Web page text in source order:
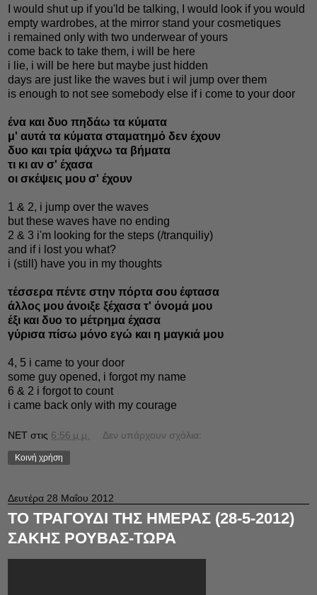
I would shut up if you'ld be talking, I would look if you would
empty wardrobes, at the mirror stand your cosmetiques
i remained only with two underwear of yours
come back to take them, i will be here
i lie, i will be here but maybe just hidden
days are just like the waves but i wil jump over them
is enough to not see somebody else if i come to your door
ένα και δυο πηδάω τα κύματα
μ' αυτά τα κύματα σταματημό δεν έχουν
δυο και τρία ψάχνω τα βήματα
τι κι αν σ' έχασα
οι σκέψεις μου σ' έχουν
1 & 2, i jump over the waves
but these waves have no ending
2 & 3 i'm looking for the steps (/tranquiliy)
and if i lost you what?
i (still) have you in my thoughts
τέσσερα πέντε στην πόρτα σου έφτασα
άλλος μου άνοιξε ξέχασα τ' όνομά μου
έξι και δυο το μέτρημα έχασα
γύρισα πίσω μόνο εγώ και η μαγκιά μου
4, 5 i came to your door
some guy opened, i forgot my name
6 & 2 i forgot to count
i came back only with my courage
NET στις 6:56 μ.μ. Δεν υπάρχουν σχόλια:
Κοινή χρήση
Δευτέρα 28 Μαΐου 2012
ΤΟ ΤΡΑΓΟΥΔΙ ΤΗΣ ΗΜΕΡΑΣ (28-5-2012)
ΣΑΚΗΣ ΡΟΥΒΑΣ-ΤΩΡΑ